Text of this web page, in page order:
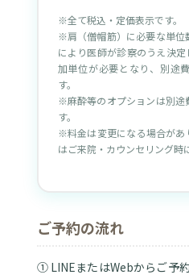
※全て税込・定価表示です。
※肩（僧帽筋）に必要な単位
により医師が診察のうえ決
加単位が必要となり、別途
す。
※麻酔等のオプションは別途
す。
※料金は変更になる場合があ
はご来院・カウンセリング時
ご予約の流れ
① LINEまたはWebからご予